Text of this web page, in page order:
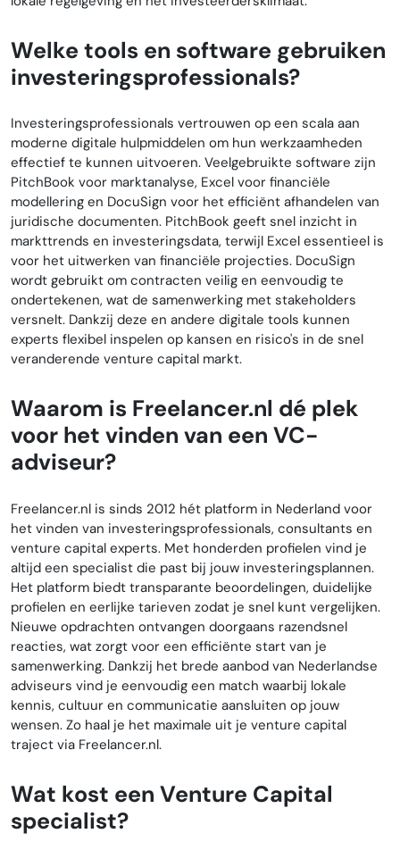
Welke tools en software gebruiken
investeringsprofessionals?
Investeringsprofessionals vertrouwen op een scala aan
moderne digitale hulpmiddelen om hun werkzaamheden
effectief te kunnen uitvoeren. Veelgebruikte software zijn
PitchBook voor marktanalyse, Excel voor financiële
modellering en DocuSign voor het efficiënt afhandelen van
juridische documenten. PitchBook geeft snel inzicht in
markttrends en investeringsdata, terwijl Excel essentieel is
voor het uitwerken van financiële projecties. DocuSign
wordt gebruikt om contracten veilig en eenvoudig te
ondertekenen, wat de samenwerking met stakeholders
versnelt. Dankzij deze en andere digitale tools kunnen
experts flexibel inspelen op kansen en risico's in de snel
veranderende venture capital markt.
Waarom is Freelancer.nl dé plek
voor het vinden van een VC-
adviseur?
Freelancer.nl is sinds 2012 hét platform in Nederland voor
het vinden van investeringsprofessionals, consultants en
venture capital experts. Met honderden profielen vind je
altijd een specialist die past bij jouw investeringsplannen.
Het platform biedt transparante beoordelingen, duidelijke
profielen en eerlijke tarieven zodat je snel kunt vergelijken.
Nieuwe opdrachten ontvangen doorgaans razendsnel
reacties, wat zorgt voor een efficiënte start van je
samenwerking. Dankzij het brede aanbod van Nederlandse
adviseurs vind je eenvoudig een match waarbij lokale
kennis, cultuur en communicatie aansluiten op jouw
wensen. Zo haal je het maximale uit je venture capital
traject via Freelancer.nl.
Wat kost een Venture Capital
specialist?